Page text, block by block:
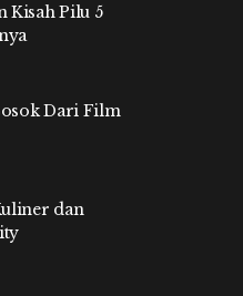
Kisah Pilu 5
Dari Film
dan